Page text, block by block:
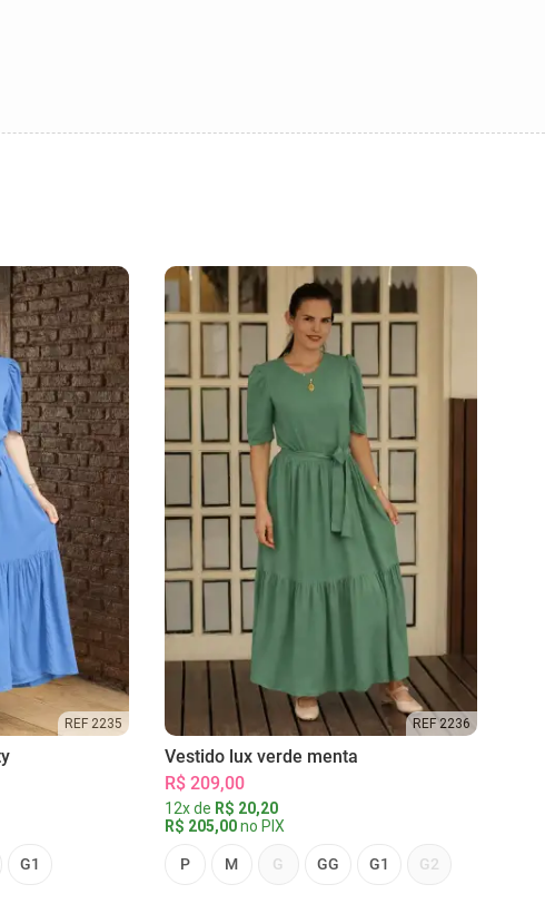
REF 2235
G1
REF 2236
Vestido lux verde menta
R$ 209,00
12x de R$ 20,20
R$ 205,00no PIX
P M G GG G1 G2